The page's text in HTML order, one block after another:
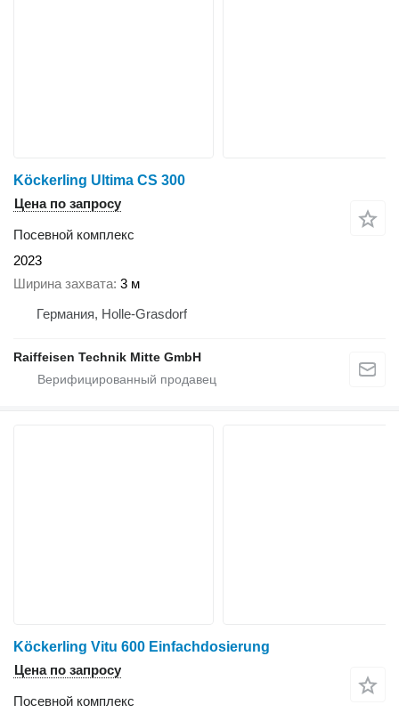
Köckerling Ultima CS 300
Цена по запросу
Посевной комплекс
2023
Ширина захвата 3 м
Германия, Holle-Grasdorf
Raiffeisen Technik Mitte GmbH
Köckerling Vitu 600 Einfachdosierung
Цена по запросу
Посевной комплекс